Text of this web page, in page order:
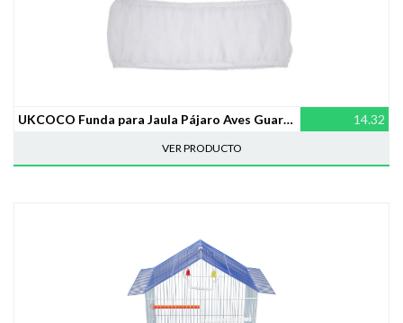
UKCOCO Funda para Jaula Pájaro Aves Guardia Protector Talla L 14.32
VER PRODUCTO